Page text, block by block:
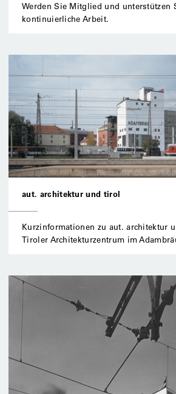
Werden Sie Mitglied und unterstützen
kontinuierliche Arbeit.
aut. architektur und tirol
Kurzinformationen zu aut. architektur
Tiroler Architekturzentrum im